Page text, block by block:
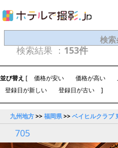
検
検索結果 ： 153件
並び替え [ 価格が安い 価格が高い
登録日が新しい
登録日が古い ]
九州地方>>福岡県>>ベイヒルクラブ
705